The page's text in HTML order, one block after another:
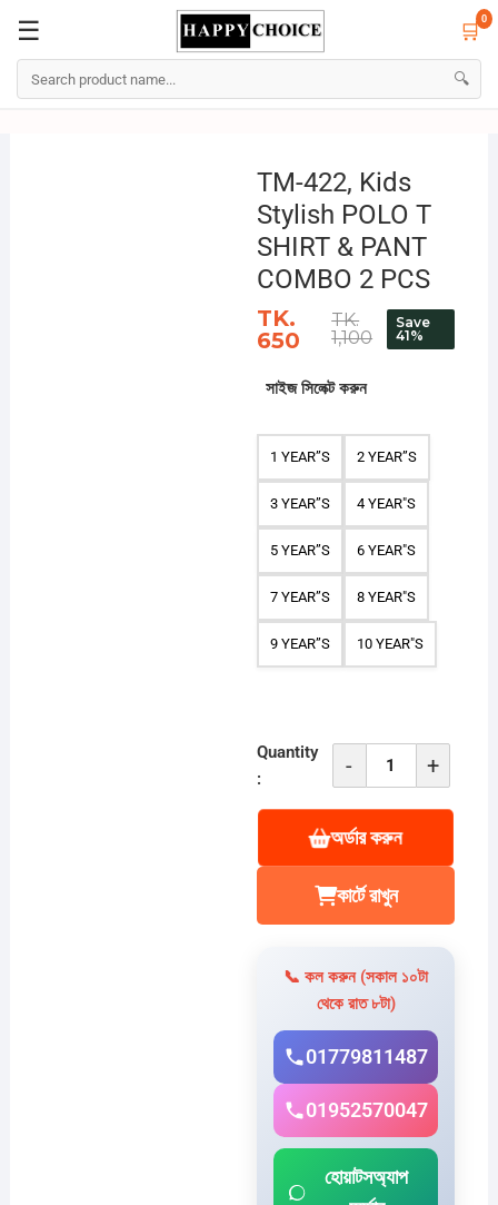
☰ 🛒0
🔍
☰ 🛒0
TM-422, Kids
Stylish POLO T
SHIRT & PANT
COMBO 2 PCS
TK.
650
TK.
1,100
Save
41%
সাইজ সিলেক্ট করুন
1 YEAR”S 2 YEAR”S
3 YEAR”S 4 YEAR"S
5 YEAR”S 6 YEAR"S
7 YEAR”S 8 YEAR"S
9 YEAR”S 10 YEAR"S
Quantity
:
-
TM-
Stylish
PCS
quantity
+
কার্টে রাখুন
অর্ডার করুন
📞 কল করুন (সকাল ১০টা
থেকে রাত ৮টা)
01779811487
01952570047
হোয়াটসঅ্যাপ